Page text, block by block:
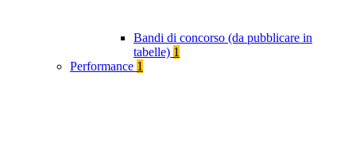
Bandi di concorso (da pubblicare in
tabelle) 1
Performance 1